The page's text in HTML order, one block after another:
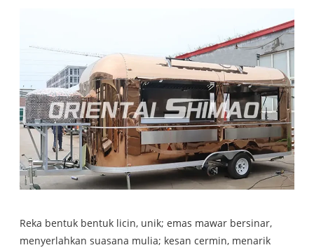
Reka bentuk bentuk licin, unik; emas mawar bersinar,
menyerlahkan suasana mulia; kesan cermin, menarik